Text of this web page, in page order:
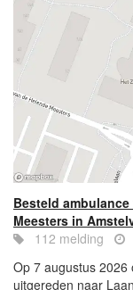
Besteld
Meesters in
112 melding
Op 7 augustus
uitgereden naar